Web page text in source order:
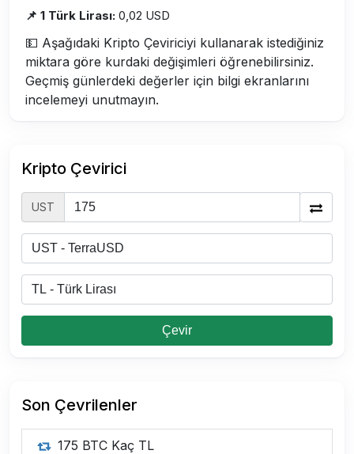
📌 1 Türk Lirası: 0,02 USD
💵 Aşağıdaki Kripto Çeviriciyi kullanarak istediğiniz
miktara göre kurdaki değişimleri öğrenebilirsiniz.
Geçmiş günlerdeki değerler için bilgi ekranlarını
incelemeyi unutmayın.
Kripto Çevirici
UST
Çevir
Son Çevrilenler
175 BTC Kaç TL